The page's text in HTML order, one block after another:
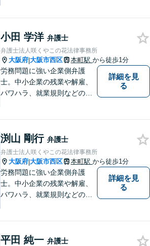
おります。【地下鉄御堂筋線
「本町駅」22番出口1分】
【近隣駐車場多数】
小田 学洋 弁護士
弁護士法人咲くやこの花法律事務所
大阪府|大阪市西区 本町駅 から徒歩1分
労務問題に強い企業側弁護
士。中小企業の残業や解雇、
パワハラ、就業規則などの問
詳細を見
る
渕山 剛行 弁護士
弁護士法人咲くやこの花法律事務所
大阪府|大阪市西区 本町駅 から徒歩1分
労務問題に強い企業側弁護
士。中小企業の残業や解雇、
パワハラ、就業規則などの問
詳細を見
る
平田 純一 弁護士